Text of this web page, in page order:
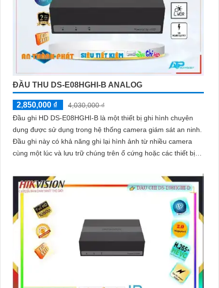
ĐẦU THU DS-E08HGHI-B ANALOG
2,850,000 ₫
4,030,000 ₫
Đầu ghi HD DS-E08HGHI-B là một thiết bị ghi hình chuyên
dụng được sử dụng trong hệ thống camera giám sát an ninh.
Đầu ghi này có khả năng ghi lại hình ảnh từ nhiều camera
cùng một lúc và lưu trữ chúng trên ổ cứng hoặc các thiết bị